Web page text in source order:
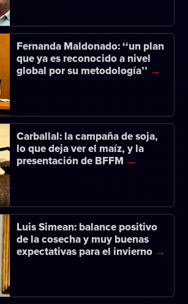
Fernanda Maldonado: ‘‘un plan
que ya es reconocido a nivel
global por su metodología’’
Carballal: la campaña de soja,
lo que deja ver el maíz, y la
presentación de BFFM
Luis Simean: balance positivo
de la cosecha y muy buenas
expectativas para el invierno